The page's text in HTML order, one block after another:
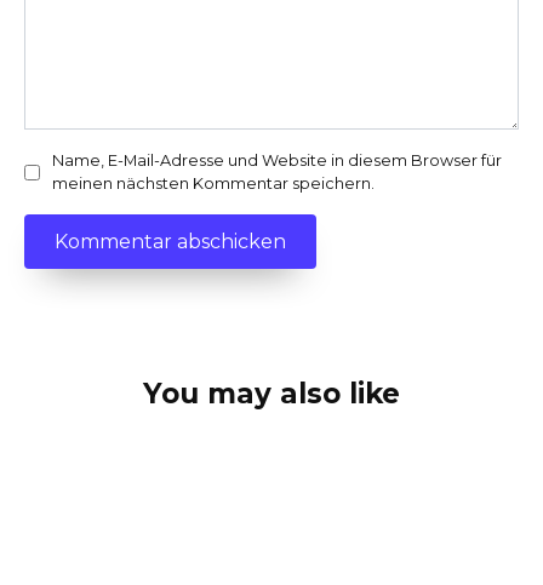
Name, E-Mail-Adresse und Website in diesem Browser für
meinen nächsten Kommentar speichern.
You may also like